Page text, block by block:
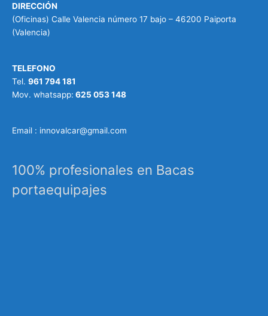
DIRECCIÓN
(Oficinas) Calle Valencia número 17 bajo – 46200 Paiporta
(Valencia)
TELEFONO
Tel. 961 794 181
Mov. whatsapp: 625 053 148
Email : innovalcar@gmail.com
100% profesionales en Bacas
portaequipajes